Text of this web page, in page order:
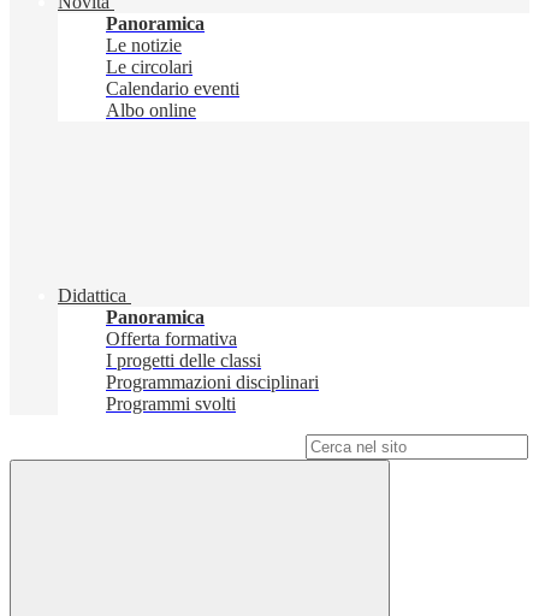
Panoramica
Le notizie
Le circolari
Calendario eventi
Albo online
Didattica
Panoramica
Offerta formativa
I progetti delle classi
Programmazioni disciplinari
Programmi svolti